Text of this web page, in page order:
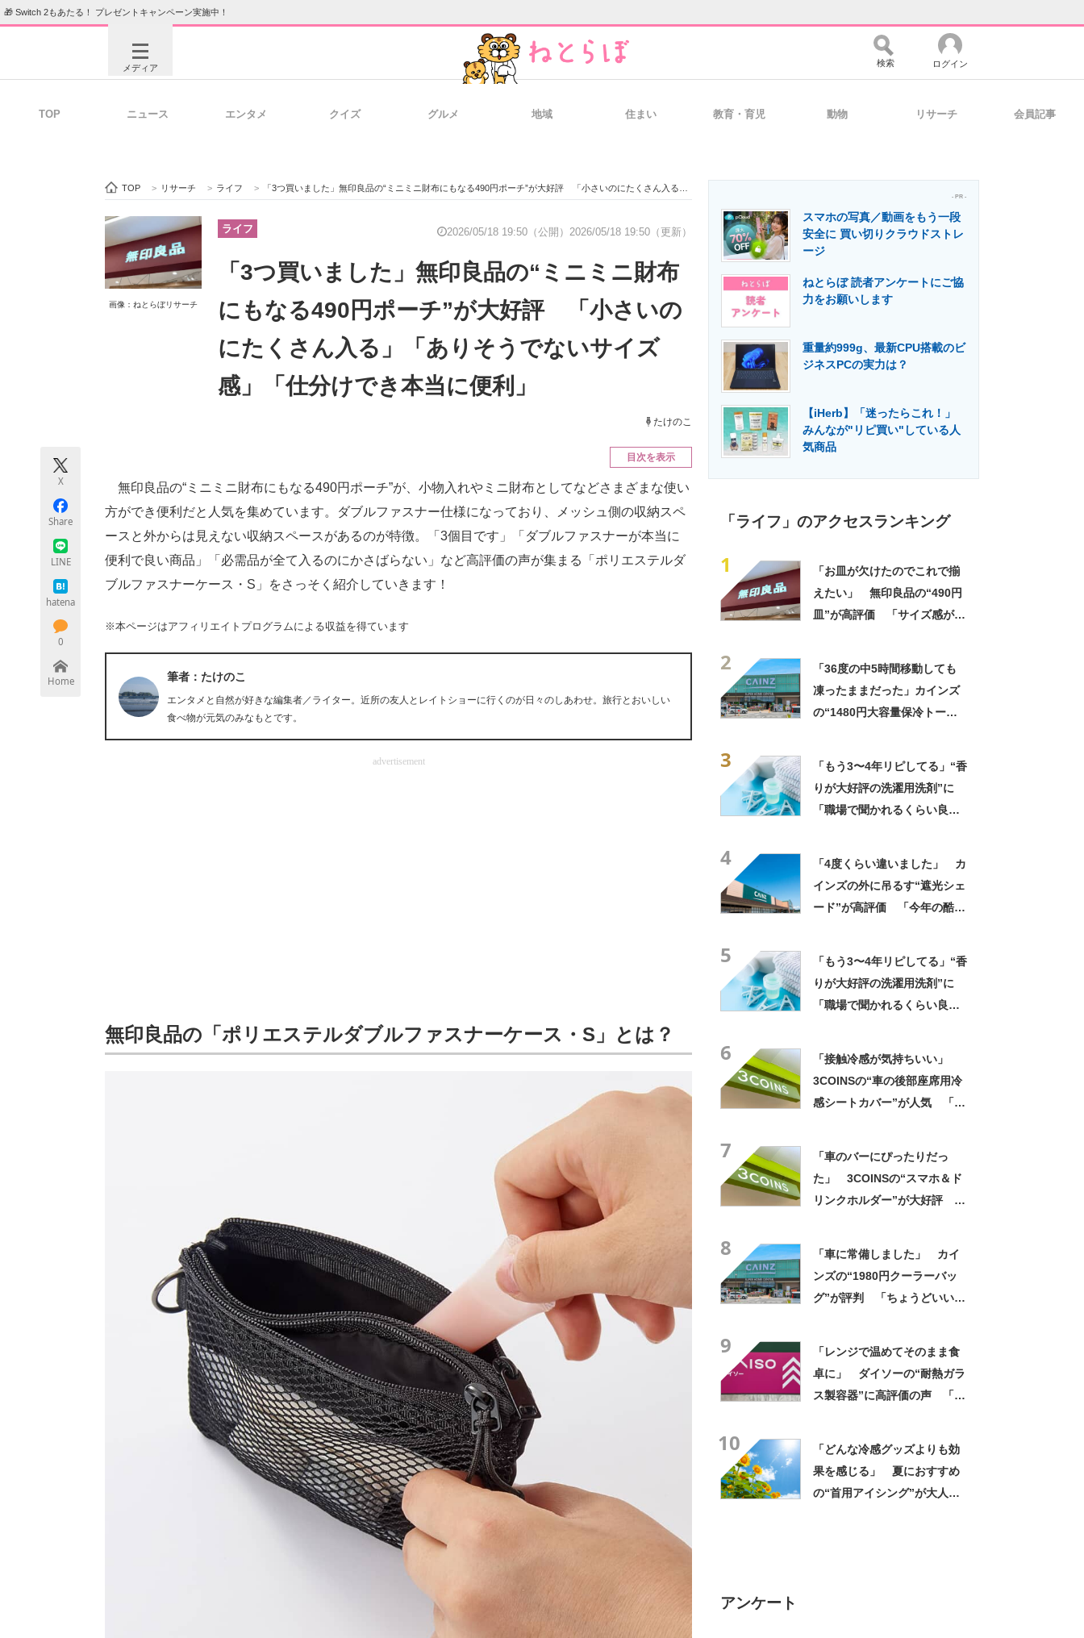
🎁 Switch 2もあたる！ プレゼントキャンペーン実施中！
メディア
ビジネスと働き方のヒント 経営リーダーのコミュニティ マーケ×ITの今がよく分かる
IT製品の技術・比較・事例 製造業のIT導入・活用を支援
モノづくり技術者専門サイト エレクトロニクス専門サイト 電子設計の基本と応用 エネルギーの専門メディア 建設×テクノロジーの最前線
検索 ログイン
TOP ニュース エンタメ クイズ グルメ 地域 住まい 教育・育児 動物 リサーチ 会員記事
TOP > リサーチ > ライフ > 「3つ買いました」無印良品の“ミニミニ財布にもなる490円ポーチ”が大好評 「小さいのにたくさん入る」「ありそうでないサイズ感」「仕分けでき本当に便利」
画像：ねとらぼリサーチ
ライフ 2026/05/18 19:50（公開） 2026/05/18 19:50（更新）
「3つ買いました」無印良品の“ミニミニ財布
にもなる490円ポーチ”が大好評 「小さいの
にたくさん入る」「ありそうでないサイズ
感」「仕分けでき本当に便利」
たけのこ
X
Share
LINE
hatena
0
Home
目次を表示
無印良品の“ミニミニ財布にもなる490円ポーチ”が、小物入れやミニ財布としてなどさまざまな使い
方ができ便利だと人気を集めています。ダブルファスナー仕様になっており、メッシュ側の収納スペ
ースと外からは見えない収納スペースがあるのが特徴。「3個目です」「ダブルファスナーが本当に
便利で良い商品」「必需品が全て入るのにかさばらない」など高評価の声が集まる「ポリエステルダ
ブルファスナーケース・S」をさっそく紹介していきます！
※本ページはアフィリエイトプログラムによる収益を得ています
筆者：たけのこ
エンタメと自然が好きな編集者／ライター。近所の友人とレイトショーに行くのが日々のしあわせ。旅行とおいしい
食べ物が元気のみなもとです。
advertisement
無印良品の「ポリエステルダブルファスナーケース・S」とは？
- PR -
スマホの写真／動画をもう一段
安全に 買い切りクラウドストレ
ージ
ねとらぼ 読者アンケートにご協
力をお願いします
重量約999g、最新CPU搭載のビ
ジネスPCの実力は？
【iHerb】「迷ったらこれ！」
みんなが"リピ買い"している人
気商品
「ライフ」のアクセスランキング
1
「お皿が欠けたのでこれで揃
えたい」 無印良品の“490円
皿”が高評価 「サイズ感が絶
2
「36度の中5時間移動しても
凍ったままだった」カインズ
の“1480円大容量保冷トー
3
「もう3〜4年リピしてる」“香
りが大好評の洗濯用洗剤”に
「職場で聞かれるくらい良い
4
「4度くらい違いました」 カ
インズの外に吊るす“遮光シェ
ード”が高評価 「今年の酷暑
5
「もう3〜4年リピしてる」“香
りが大好評の洗濯用洗剤”に
「職場で聞かれるくらい良い
6
「接触冷感が気持ちいい」
3COINSの“車の後部座席用冷
感シートカバー”が人気 「座
7
「車のバーにぴったりだっ
た」 3COINSの“スマホ＆ド
リンクホルダー”が大好評
8
「車に常備しました」 カイ
ンズの“1980円クーラーバッ
グ”が評判 「ちょうどいい大
9
「レンジで温めてそのまま食
卓に」 ダイソーの“耐熱ガラ
ス製容器”に高評価の声 「冷
10
「どんな冷感グッズよりも効
果を感じる」 夏におすすめ
の“首用アイシング”が大人
アンケート